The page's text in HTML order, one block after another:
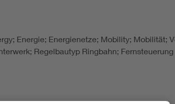
Energie; Energienetze; Mobility; Mobilität;
Regelbautyp Ringbahn; Fernsteuerung